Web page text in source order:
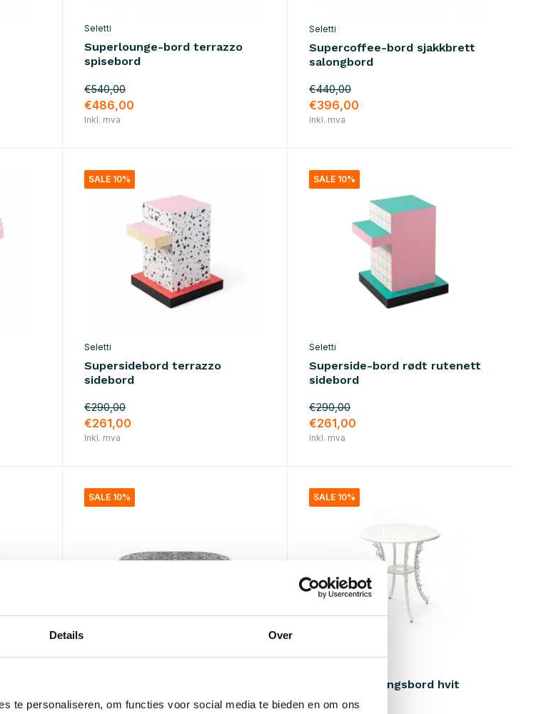
Details Over
te personaliseren, om functies voor social media te bieden en om ons
Seletti
Superlounge-bord terrazzo
spisebord
€540,00
€486,00
Inkl. mva
Seletti
Supercoffee-bord sjakkbrett
salongbord
€440,00
€396,00
Inkl. mva
SALE 10%
Seletti
Supersidebord terrazzo
sidebord
€290,00
€261,00
Inkl. mva
SALE 10%
Seletti
Superside-bord rødt rutenett
sidebord
€290,00
€261,00
Inkl. mva
SALE 10% SALE 10%
Industri samlingsbord hvit